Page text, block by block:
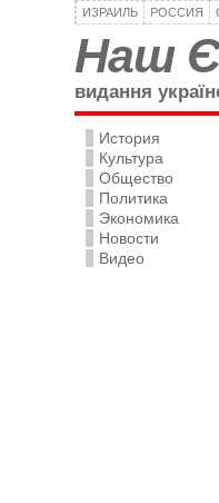
ИЗРАИЛЬ РОССИЯ
Наш
видання
История
Культура
Общество
Политика
Экономика
Новости
Видео